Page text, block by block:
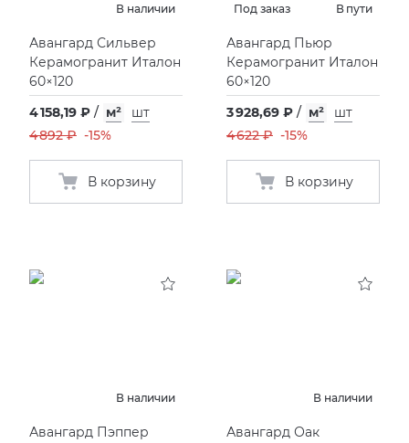
В наличии
Авангард Сильвер
Керамогранит Италон
60×120
4 158,19 ₽ / м²
шт
4 892 ₽ -15%
В корзину
Под заказ В пути
Авангард Пьюр
Керамогранит Италон
60×120
3 928,69 ₽ / м²
шт
4 622 ₽ -15%
В корзину
В наличии
Авангард Пэппер
В наличии
Авангард Оак